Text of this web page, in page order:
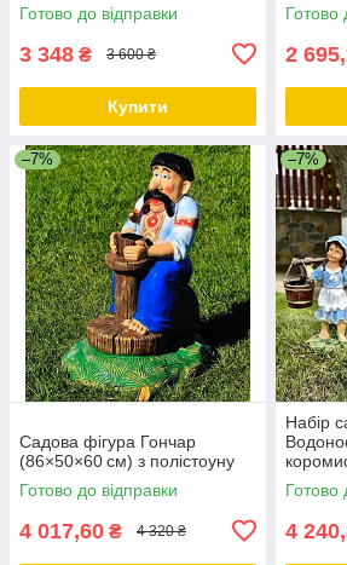
Підставка для квітів
Готово до відправки
3 348 ₴ 3 600 ₴
Купити
Готово
2
–7%
Садова фігура Гончар
(86×50×60 см) з полістоуну
Готово до відправки
4 017,60 ₴ 4 320 ₴
–7%
Набір
Готово
4